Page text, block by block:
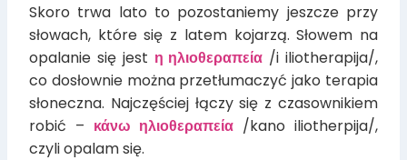
Skoro trwa lato to pozostaniemy jeszcze przy
słowach, które się z latem kojarzą. Słowem na
opalanie się jest η ηλιοθεραπεία /i iliotherapija/,
co dosłownie można przetłumaczyć jako terapia
słoneczna. Najczęściej łączy się z czasownikiem
robić – κάνω ηλιοθεραπεία /kano iliotherpija/,
czyli opalam się.